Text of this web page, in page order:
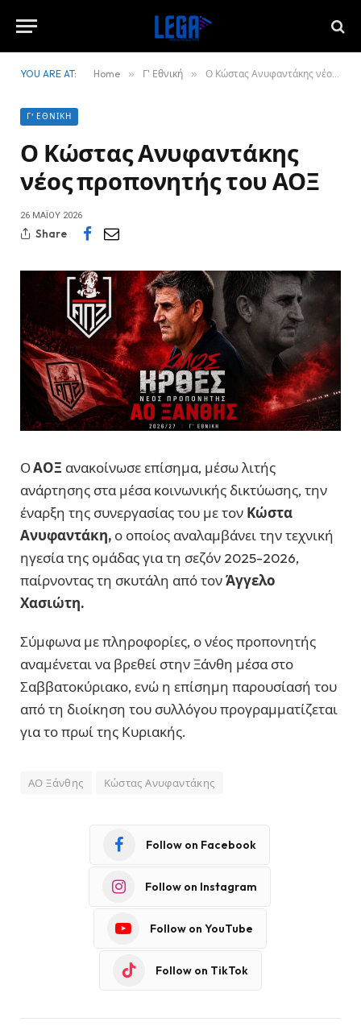
YOU ARE AT: Home » Γ' Εθνική » Ο Κώστας Ανυφαντάκης νέος προπονητής του ΑΟΞ
Γ' ΕΘΝΙΚΉ
Ο Κώστας Ανυφαντάκης
νέος προπονητής του ΑΟΞ
26 ΜΑΪ́ΟΥ 2026
Share
ΟΑΟΞ ανακοίνωσε επίσημα, μέσω λιτής
ανάρτησης στα μέσα κοινωνικής δικτύωσης, την
έναρξη της συνεργασίας του με τον Κώστα
Ανυφαντάκη, ο οποίος αναλαμβάνει την τεχνική
ηγεσία της ομάδας για τη σεζόν 2025-2026,
παίρνοντας τη σκυτάλη από τονΆγγελο
Χασιώτη.
Σύμφωνα με πληροφορίες, ο νέος προπονητής
αναμένεται να βρεθεί στην Ξάνθη μέσα στο
Σαββατοκύριακο, ενώ η επίσημη παρουσίασή του
από τη διοίκηση του συλλόγου προγραμματίζεται
για το πρωί της Κυριακής.
ΑΟ Ξάνθης Κώστας Ανυφαντάκης
Follow on Facebook
Follow on Instagram
Follow on YouTube
Follow on TikTok